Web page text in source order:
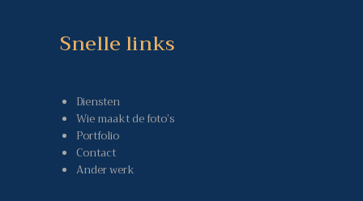
Snelle links
Diensten
Wie maakt de foto’s
Portfolio
Contact
Ander werk